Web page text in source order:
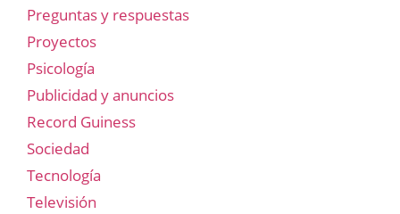
Preguntas y respuestas
Proyectos
Psicología
Publicidad y anuncios
Record Guiness
Sociedad
Tecnología
Televisión